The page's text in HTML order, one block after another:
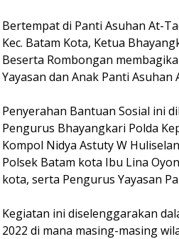
Bertempat di Panti Asuhan At-
Kec. Batam Kota, Ketua
Beserta Rombongan
Yayasan dan Anak Panti Asuhan
Penyerahan Bantuan Sosial ini
Pengurus Bhayangkari Polda
Kompol Nidya Astuty W
Polsek Batam kota Ibu Lina
kota, serta Pengurus Yayasan
Kegiatan ini diselenggarakan
2022 di mana masing-masing